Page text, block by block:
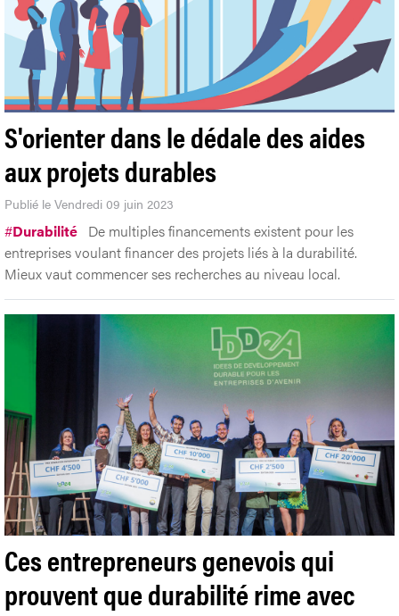
S'orienter dans le dédale des aides
aux projets durables
Publié le Vendredi 09 juin 2023
#Durabilité De multiples financements existent pour les
entreprises voulant financer des projets liés à la durabilité.
Mieux vaut commencer ses recherches au niveau local.
Ces entrepreneurs genevois qui
prouvent que durabilité rime avec